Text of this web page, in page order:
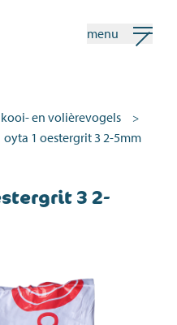
Zoeken
menu
kooi- en volièrevogels >
oyta 1 oestergrit 3 2-5mm
3 2-